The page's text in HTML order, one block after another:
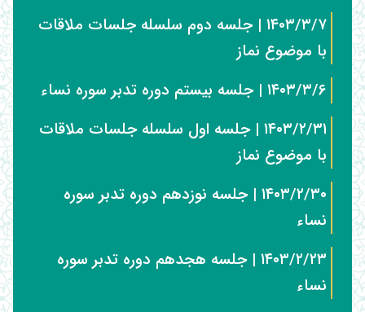
۱۴۰۳/۳/۷ | جلسه دوم سلسله جلسات ملاقات
با موضوع نماز
۱۴۰۳/۳/۶ | جلسه بیستم دوره تدبر سوره نساء
۱۴۰۳/۲/۳۱ | جلسه اول سلسله جلسات ملاقات
با موضوع نماز
۱۴۰۳/۲/۳۰ | جلسه نوزدهم دوره تدبر سوره
نساء
۱۴۰۳/۲/۲۳ | جلسه هجدهم دوره تدبر سوره
نساء